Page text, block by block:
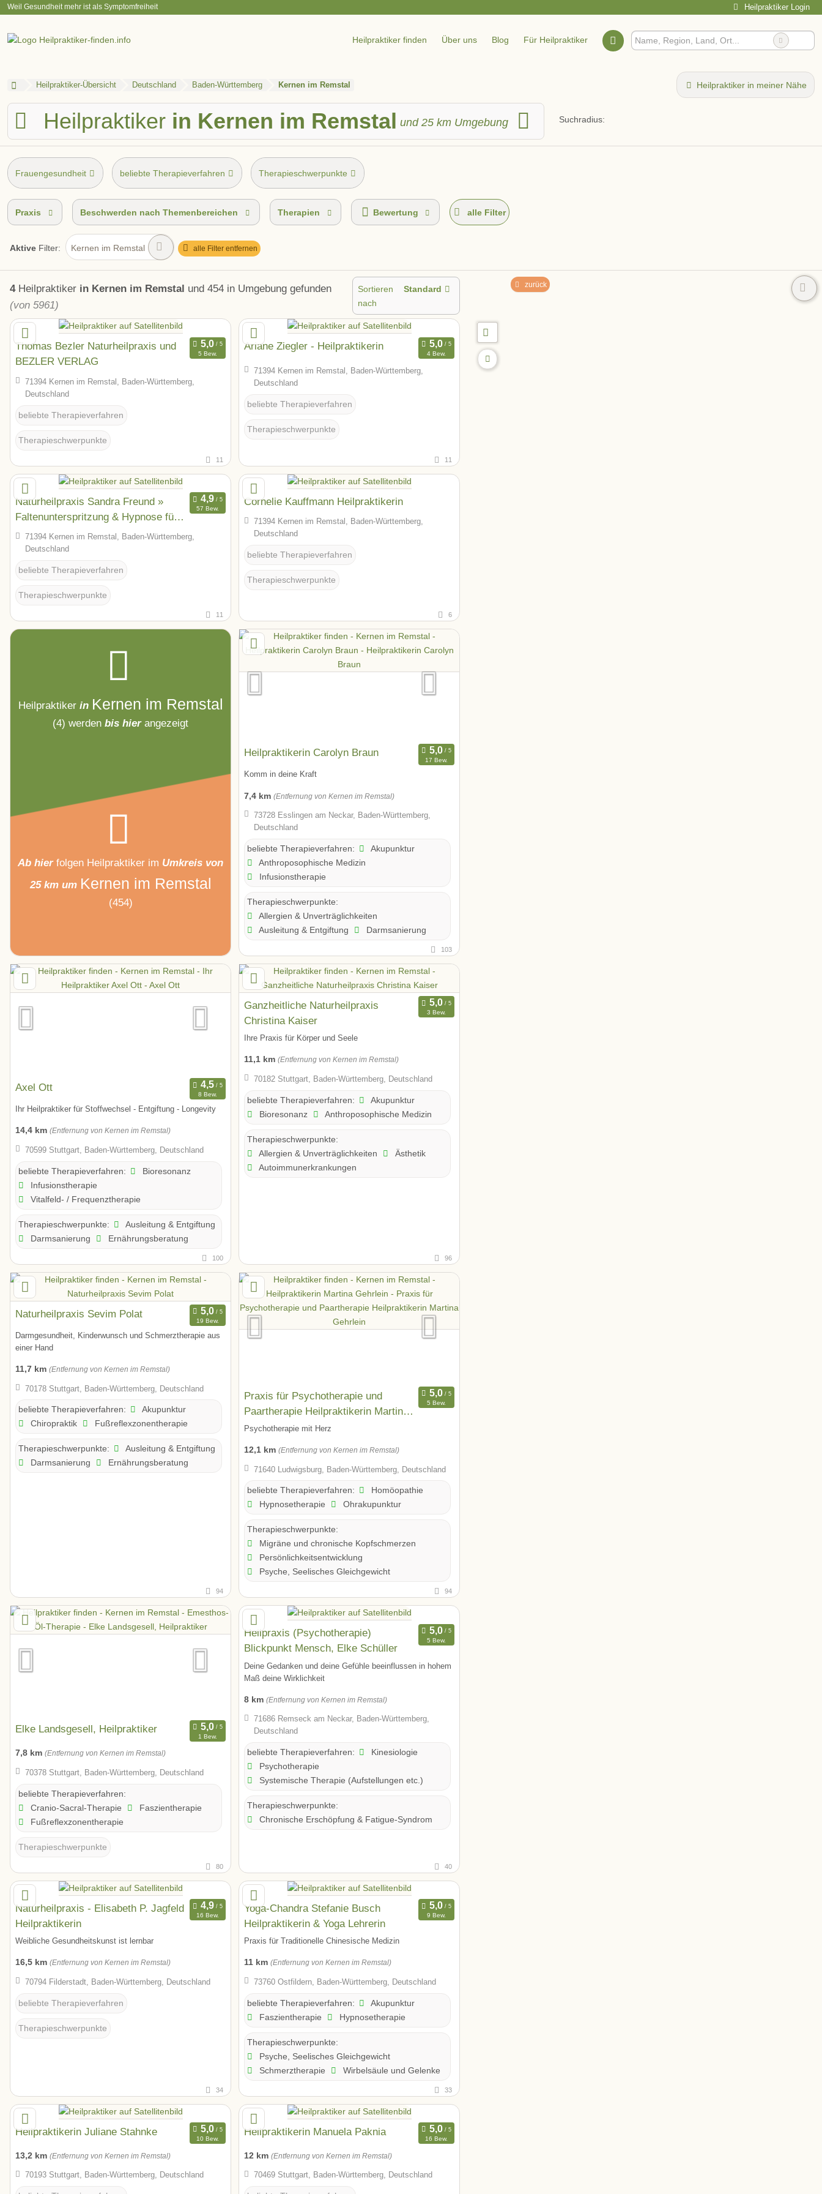
Weil Gesundheit mehr ist als Symptomfreiheit Heilpraktiker Login
Heilpraktiker finden Über uns Blog Für Heilpraktiker
Heilpraktiker-Übersicht Deutschland Baden-Württemberg Kernen im Remstal Heilpraktiker in meiner Nähe
Heilpraktiker in Kernen im Remstal und 25 km Umgebung Suchradius:
Frauengesundheit beliebte Therapieverfahren Therapieschwerpunkte
Praxis Beschwerden nach Themenbereichen Therapien Bewertung alle Filter
Aktive Filter: Kernen im Remstal alle Filter entfernen
4Heilpraktiker in Kernen im Remstal und 454 in Umgebung gefunden
(von 5961)
Sortieren
nach
Standard
Thomas Bezler Naturheilpraxis und
BEZLER VERLAG
5 Bew.
71394 Kernen im Remstal, Baden-Württemberg,
Deutschland
beliebte Therapieverfahren
Therapieschwerpunkte
11
Ariane Ziegler - Heilpraktikerin
4 Bew.
71394 Kernen im Remstal, Baden-Württemberg,
Deutschland
beliebte Therapieverfahren
Therapieschwerpunkte
11
Naturheilpraxis Sandra Freund »
Faltenunterspritzung & Hypnose für
Winnenden & Waiblingen
57 Bew.
71394 Kernen im Remstal, Baden-Württemberg,
Deutschland
beliebte Therapieverfahren
Therapieschwerpunkte
11
Cornelie Kauffmann Heilpraktikerin
71394 Kernen im Remstal, Baden-Württemberg,
Deutschland
beliebte Therapieverfahren
Therapieschwerpunkte
6
Heilpraktiker in Kernen im Remstal
(4) werden bis hierangezeigt
Ab hier folgen Heilpraktiker im Umkreis von
25 km um Kernen im Remstal
(454)
Heilpraktikerin Carolyn Braun
17 Bew.
Komm in deine Kraft
7,4 km (Entfernung von Kernen im Remstal)
73728 Esslingen am Neckar, Baden-Württemberg,
Deutschland
beliebte Therapieverfahren:
Akupunktur
Anthroposophische Medizin
Infusionstherapie
Therapieschwerpunkte:
Allergien & Unverträglichkeiten
Ausleitung & Entgiftung
Darmsanierung
103
Axel Ott
8 Bew.
Ihr Heilpraktiker für Stoffwechsel - Entgiftung - Longevity
14,4 km (Entfernung von Kernen im Remstal)
70599 Stuttgart, Baden-Württemberg, Deutschland
beliebte Therapieverfahren:
Bioresonanz
Infusionstherapie
Vitalfeld- / Frequenztherapie
Therapieschwerpunkte:
Ausleitung & Entgiftung
Darmsanierung
Ernährungsberatung
100
Ganzheitliche Naturheilpraxis
Christina Kaiser
3 Bew.
Ihre Praxis für Körper und Seele
11,1 km (Entfernung von Kernen im Remstal)
70182 Stuttgart, Baden-Württemberg, Deutschland
beliebte Therapieverfahren:
Akupunktur
Bioresonanz
Anthroposophische Medizin
Therapieschwerpunkte:
Allergien & Unverträglichkeiten
Ästhetik
Autoimmunerkrankungen
96
Naturheilpraxis Sevim Polat
19 Bew.
Darmgesundheit, Kinderwunsch und Schmerztherapie aus
einer Hand
11,7 km (Entfernung von Kernen im Remstal)
70178 Stuttgart, Baden-Württemberg, Deutschland
beliebte Therapieverfahren:
Akupunktur
Chiropraktik
Fußreflexzonentherapie
Therapieschwerpunkte:
Ausleitung & Entgiftung
Darmsanierung
Ernährungsberatung
94
Praxis für Psychotherapie und
Paartherapie Heilpraktikerin Martina
Gehrlein
5 Bew.
Psychotherapie mit Herz
12,1 km (Entfernung von Kernen im Remstal)
71640 Ludwigsburg, Baden-Württemberg, Deutschland
beliebte Therapieverfahren:
Homöopathie
Hypnosetherapie
Ohrakupunktur
Therapieschwerpunkte:
Migräne und chronische Kopfschmerzen
Persönlichkeitsentwicklung
Psyche, Seelisches Gleichgewicht
94
Elke Landsgesell, Heilpraktiker
1 Bew.
7,8 km (Entfernung von Kernen im Remstal)
70378 Stuttgart, Baden-Württemberg, Deutschland
beliebte Therapieverfahren:
Cranio-Sacral-Therapie
Faszientherapie
Fußreflexzonentherapie
Therapieschwerpunkte
80
Heilpraxis (Psychotherapie)
Blickpunkt Mensch, Elke Schüller
5 Bew.
Deine Gedanken und deine Gefühle beeinflussen in hohem
Maß deine Wirklichkeit
8 km (Entfernung von Kernen im Remstal)
71686 Remseck am Neckar, Baden-Württemberg,
Deutschland
beliebte Therapieverfahren:
Kinesiologie
Psychotherapie
Systemische Therapie (Aufstellungen etc.)
Therapieschwerpunkte:
Chronische Erschöpfung & Fatigue-Syndrom
40
Naturheilpraxis - Elisabeth P. Jagfeld
Heilpraktikerin
16 Bew.
Weibliche Gesundheitskunst ist lernbar
16,5 km (Entfernung von Kernen im Remstal)
70794 Filderstadt, Baden-Württemberg, Deutschland
beliebte Therapieverfahren
Therapieschwerpunkte
34
Yoga-Chandra Stefanie Busch
Heilpraktikerin & Yoga Lehrerin
9 Bew.
Praxis für Traditionelle Chinesische Medizin
11 km (Entfernung von Kernen im Remstal)
73760 Ostfildern, Baden-Württemberg, Deutschland
beliebte Therapieverfahren:
Akupunktur
Faszientherapie
Hypnosetherapie
Therapieschwerpunkte:
Psyche, Seelisches Gleichgewicht
Schmerztherapie
Wirbelsäule und Gelenke
33
Heilpraktikerin Juliane Stahnke
10 Bew.
13,2 km (Entfernung von Kernen im Remstal)
70193 Stuttgart, Baden-Württemberg, Deutschland
Heilpraktikerin Manuela Paknia
16 Bew.
12 km (Entfernung von Kernen im Remstal)
70469 Stuttgart, Baden-Württemberg, Deutschland
zurück